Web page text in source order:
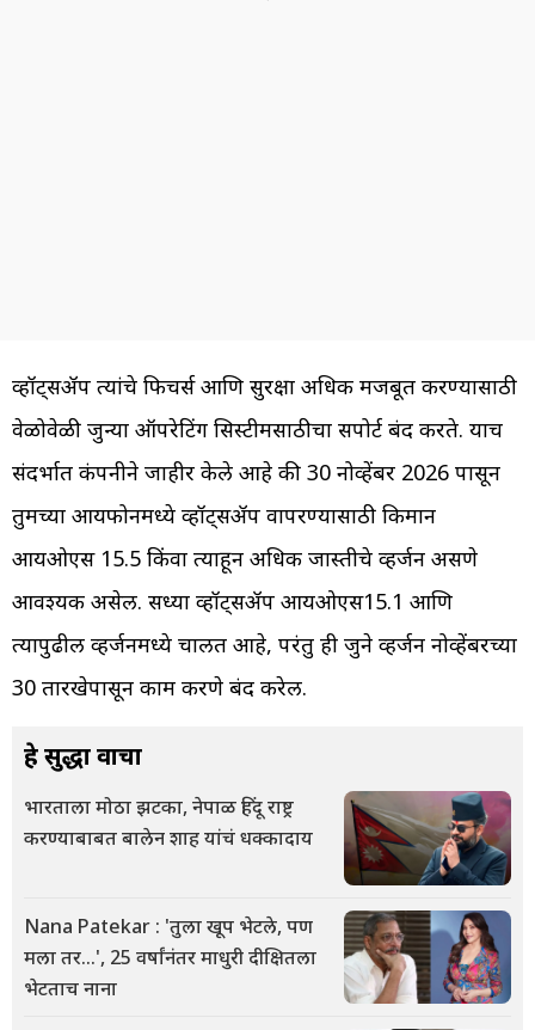
व्हॉट्सॲप त्यांचे फिचर्स आणि सुरक्षा अधिक मजबूत करण्यासाठी
वेळोवेळी जुन्या ऑपरेटिंग सिस्टीमसाठीचा सपोर्ट बंद करते. याच
संदर्भात कंपनीने जाहीर केले आहे की 30 नोव्हेंबर 2026 पासून
तुमच्या आयफोनमध्ये व्हॉट्सॲप वापरण्यासाठी किमान
आयओएस 15.5 किंवा त्याहून अधिक जास्तीचे व्हर्जन असणे
आवश्यक असेल. सध्या व्हॉट्सॲप आयओएस15.1 आणि
त्यापुढील व्हर्जनमध्ये चालत आहे, परंतु ही जुने व्हर्जन नोव्हेंबरच्या
30 तारखेपासून काम करणे बंद करेल.
हे सुद्धा वाचा
भारताला मोठा झटका, नेपाळ हिंदू राष्ट्र
करण्याबाबत बालेन शाह यांचं धक्कादाय
Nana Patekar : 'तुला खूप भेटले, पण
मला तर...', 25 वर्षांनंतर माधुरी दीक्षितला
भेटताच नाना